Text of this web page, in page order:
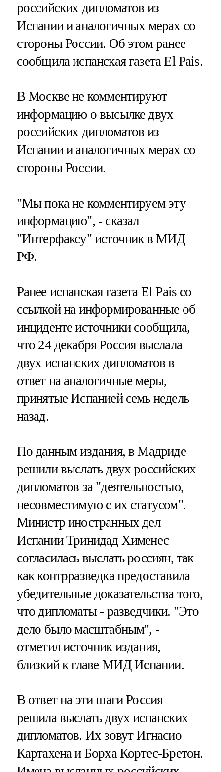
российских дипломатов из
Испании и аналогичных мерах со
стороны России. Об этом ранее
сообщила испанская газета El Pais.
В Москве не комментируют
информацию о высылке двух
российских дипломатов из
Испании и аналогичных мерах со
стороны России.
"Мы пока не комментируем эту
информацию", - сказал
"Интерфаксу" источник в МИД
РФ.
Ранее испанская газета El Pais со
ссылкой на информированные об
инциденте источники сообщила,
что 24 декабря Россия выслала
двух испанских дипломатов в
ответ на аналогичные меры,
принятые Испанией семь недель
назад.
По данным издания, в Мадриде
решили выслать двух российских
дипломатов за "деятельностью,
несовместимую с их статусом".
Министр иностранных дел
Испании Тринидад Хименес
согласилась выслать россиян, так
как контрразведка предоставила
убедительные доказательства того,
что дипломаты - разведчики. "Это
дело было масштабным", -
отметил источник издания,
близкий к главе МИД Испании.
В ответ на эти шаги Россия
решила выслать двух испанских
дипломатов. Их зовут Игнасио
Картахена и Борха Кортес-Бретон.